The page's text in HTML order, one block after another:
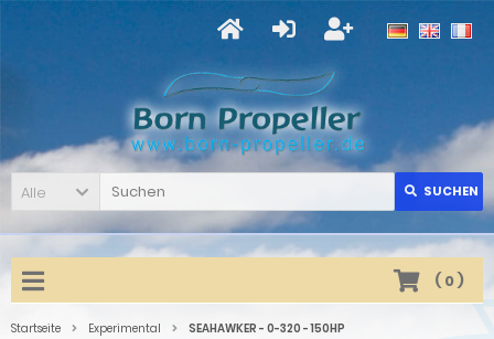
Alle SUCHEN
( 0)
Startseite Experimental SEAHAWKER - 0-320 - 150HP